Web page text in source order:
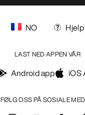
FØLG OSS PÅ SOSIALE
NO Hjelp
LAST NED APPEN VÅR
Android app iOS